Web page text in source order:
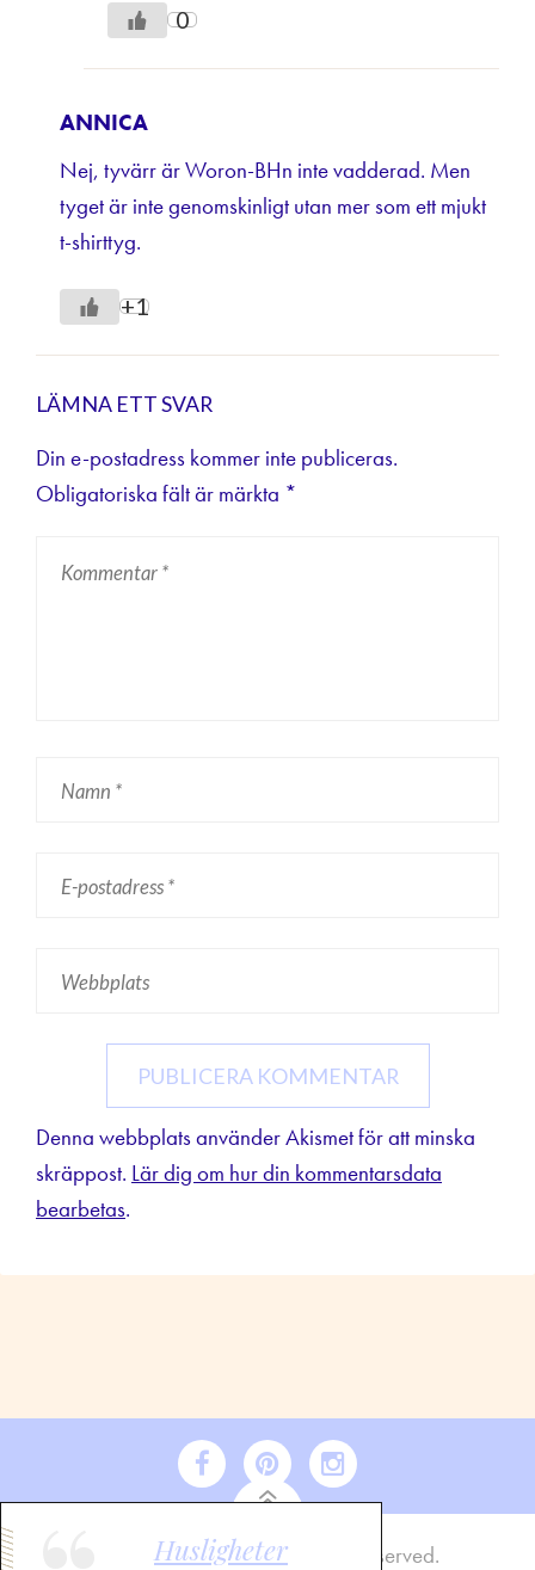
0
ANNICA
Nej, tyvärr är Woron-BHn inte vadderad. Men
tyget är inte genomskinligt utan mer som ett mjukt
t-shirttyg.
+1
LÄMNA ETT SVAR
Din e-postadress kommer inte publiceras.
Obligatoriska fält är märkta *
Denna webbplats använder Akismet för att minska
skräppost. Lär dig om hur din kommentarsdata
bearbetas.
2021 Maria Soxbo. All rights reserved.
Husligheter